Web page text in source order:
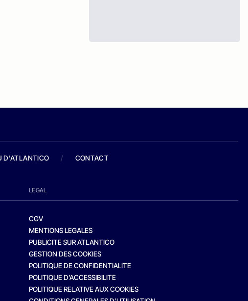
D'ATLANTICO / CONTACT
LEGAL
CGV
MENTIONS LEGALES
PUBLICITE SUR ATLANTICO
GESTION DES COOKIES
POLITIQUE DE CONFIDENTIALITE
POLITIQUE D’ACCESSIBILITE
POLITIQUE RELATIVE AUX COOKIES